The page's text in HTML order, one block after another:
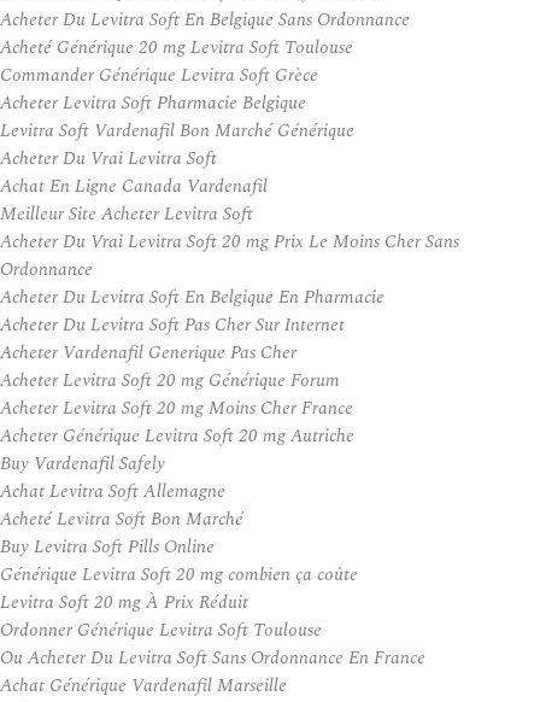
Acheter Du Levitra Soft En Belgique Sans Ordonnance
Acheté Générique 20 mg Levitra Soft Toulouse
Commander Générique Levitra Soft Grèce
Acheter Levitra Soft Pharmacie Belgique
Levitra Soft Vardenafil Bon Marché Générique
Acheter Du Vrai Levitra Soft
Achat En Ligne Canada Vardenafil
Meilleur Site Acheter Levitra Soft
Acheter Du Vrai Levitra Soft 20 mg Prix Le Moins Cher Sans
Ordonnance
Acheter Du Levitra Soft En Belgique En Pharmacie
Acheter Du Levitra Soft Pas Cher Sur Internet
Acheter Vardenafil Generique Pas Cher
Acheter Levitra Soft 20 mg Générique Forum
Acheter Levitra Soft 20 mg Moins Cher France
Acheter Générique Levitra Soft 20 mg Autriche
Buy Vardenafil Safely
Achat Levitra Soft Allemagne
Acheté Levitra Soft Bon Marché
Buy Levitra Soft Pills Online
Générique Levitra Soft 20 mg combien ça coûte
Levitra Soft 20 mg À Prix Réduit
Ordonner Générique Levitra Soft Toulouse
Ou Acheter Du Levitra Soft Sans Ordonnance En France
Achat Générique Vardenafil Marseille